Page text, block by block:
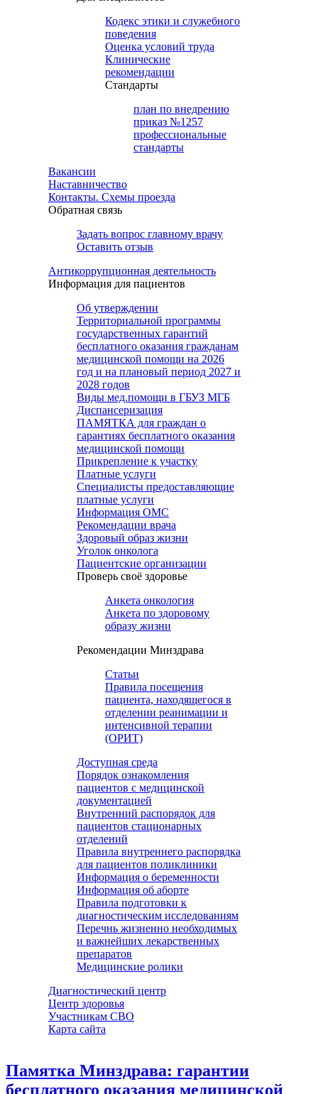
Кодекс этики и служебного
поведения
Оценка условий труда
Клинические
рекомендации
Cтандарты
план по внедрению
приказ №1257
профессиональные
стандарты
Вакансии
Наставничество
Контакты. Схемы проезда
Обратная связь
Задать вопрос главному врачу
Оставить отзыв
Антикоррупционная деятельность
Информация для пациентов
Об утверждении
Территориальной программы
государственных гарантий
бесплатного оказания гражданам
медицинской помощи на 2026
год и на плановый период 2027 и
2028 годов
Виды мед.помощи в ГБУЗ МГБ
Диспансеризация
ПАМЯТКА для граждан о
гарантиях бесплатного оказания
медицинской помощи
Прикрепление к участку
Платные услуги
Специалисты предоставляющие
платные услуги
Информация ОМС
Рекомендации врача
Здоровый образ жизни
Уголок онколога
Пациентские организации
Проверь своё здоровье
Анкета онкология
Анкета по здоровому
образу жизни
Рекомендации Минздрава
Статьи
Правила посещения
пациента, находящегося в
отделении реанимации и
интенсивной терапии
(ОРИТ)
Доступная среда
Порядок ознакомления
пациентов с медицинской
документацией
Внутренний распорядок для
пациентов стационарных
отделений
Правила внутреннего распорядка
для пациентов поликлиники
Информация о беременности
Информация об аборте
Правила подготовки к
диагностическим исследованиям
Перечнь жизненно необходимых
и важнейших лекарственных
препаратов
Медицинские ролики
Диагностический центр
Центр здоровья
Участникам СВО
Карта сайта
Памятка Минздрава: гарантии
бесплатного оказания медицинской